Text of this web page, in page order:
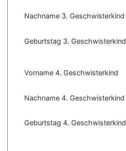
Nachname 3. Geschwisterkind
Geburtstag 3. Geschwisterkind
Vorname 4. Geschwisterkind
Nachname 4. Geschwisterkind
Geburtstag 4. Geschwisterkind